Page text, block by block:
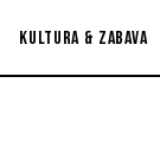
Kultura & zabava